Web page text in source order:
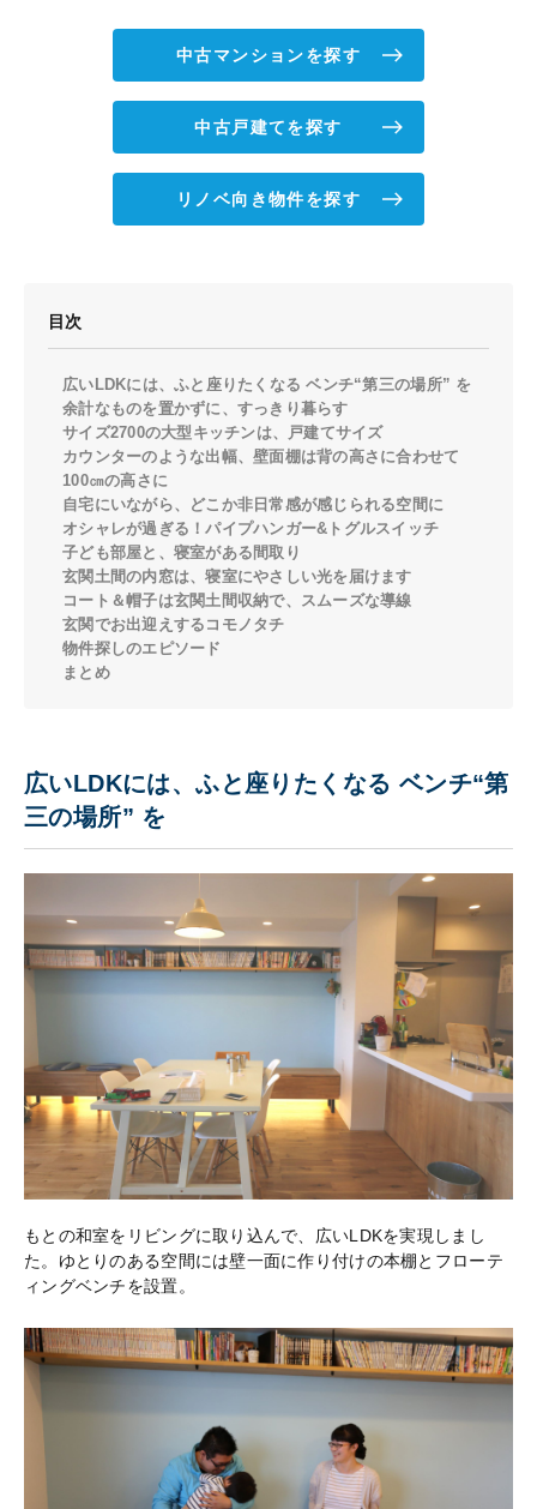
中古マンションを探す
中古戸建てを探す
リノベ向き物件を探す
目次
広いLDKには、ふと座りたくなる ベンチ“第三の場所” を
余計なものを置かずに、すっきり暮らす
サイズ2700の大型キッチンは、戸建てサイズ
カウンターのような出幅、壁面棚は背の高さに合わせて
100㎝の高さに
自宅にいながら、どこか非日常感が感じられる空間に
オシャレが過ぎる！パイプハンガー&トグルスイッチ
子ども部屋と、寝室がある間取り
玄関土間の内窓は、寝室にやさしい光を届けます
コート＆帽子は玄関土間収納で、スムーズな導線
玄関でお出迎えするコモノタチ
物件探しのエピソード
まとめ
広いLDKには、ふと座りたくなる ベンチ“第
三の場所” を
もとの和室をリビングに取り込んで、広いLDKを実現しまし
た。ゆとりのある空間には壁一面に作り付けの本棚とフローテ
ィングベンチを設置。